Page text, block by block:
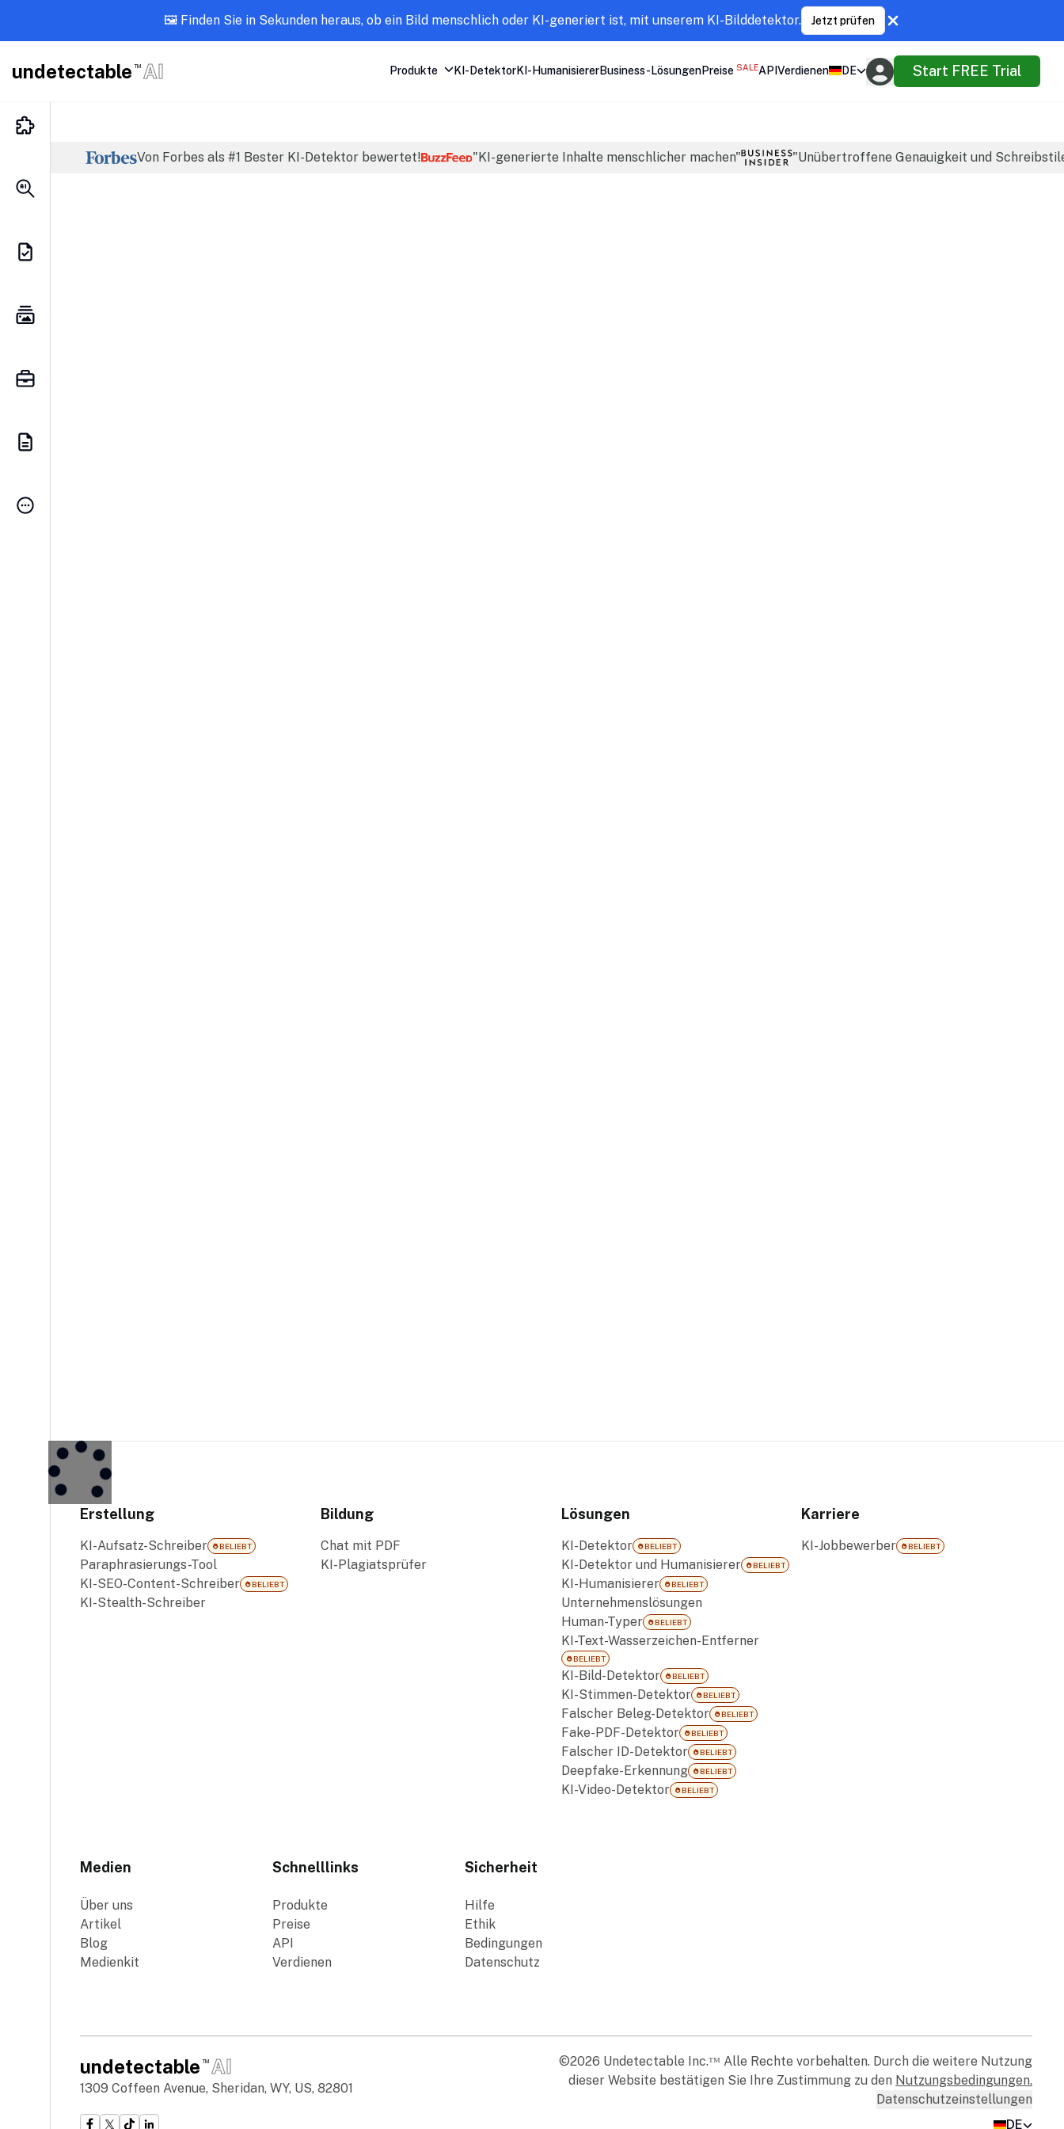
🖼️ Finden Sie in Sekunden heraus, ob ein Bild menschlich oder KI-generiert ist, mit unserem KI-Bilddetektor. Jetzt prüfen
undetectable TM AI Produkte KI-DetektorKI-HumanisiererBusiness-LösungenPreise SALEAPI Verdienen DE Start FREE Trial
Von Forbes als #1 Bester KI-Detektor bewertet! "KI-generierte Inhalte menschlicher machen" "Unübertroffene Genauigkeit und
Erstellung
KI-Aufsatz-Schreiber BELIEBT
Paraphrasierungs-Tool
KI-SEO-Content-Schreiber
BELIEBT
KI-Stealth-Schreiber
Bildung
Chat mit PDF
KI-Plagiatsprüfer
Lösungen
KI-Detektor BELIEBT
KI-Detektor und Humanisierer BELIEBT
KI-Humanisierer BELIEBT
Unternehmenslösungen
Human-Typer
BELIEBT
KI-Text-Wasserzeichen-Entferner
BELIEBT
KI-Bild-Detektor BELIEBT
KI-Stimmen-Detektor BELIEBT
Falscher Beleg-Detektor BELIEBT
Fake-PDF-Detektor BELIEBT
Falscher ID-Detektor BELIEBT
Deepfake-Erkennung BELIEBT
KI-Video-Detektor BELIEBT
Karriere
KI-Jobbewerber BELIEBT
Medien
Über uns
Artikel
Blog
Medienkit
Schnelllinks
Produkte
Preise
API
Verdienen
Sicherheit
Hilfe
Ethik
Bedingungen
Datenschutz
undetectable TM AI
1309 Coffeen Avenue, Sheridan, WY, US, 82801
©2026 Undetectable Inc.ᵀᴹ Alle Rechte vorbehalten. Durch die weitere Nutzung
dieser Website bestätigen Sie Ihre Zustimmung zu den Nutzungsbedingungen.
Datenschutzeinstellungen
DE